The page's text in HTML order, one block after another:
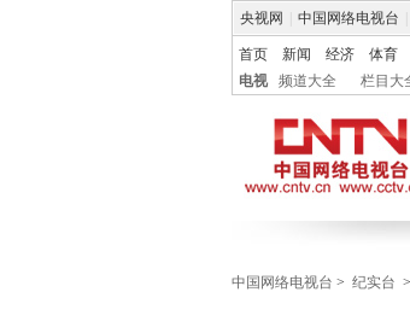
央视网 中国网络电视台
首页 新闻 经济 体育
电视
频道大全 栏目大
中国网络电视台 > 纪实台 >